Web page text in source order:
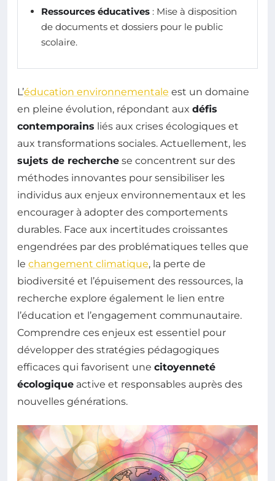
Ressources éducatives : Mise à disposition
de documents et dossiers pour le public
scolaire.
L’éducation environnementale est un domaine
en pleine évolution, répondant aux défis
contemporains liés aux crises écologiques et
aux transformations sociales. Actuellement, les
sujets de recherche se concentrent sur des
méthodes innovantes pour sensibiliser les
individus aux enjeux environnementaux et les
encourager à adopter des comportements
durables. Face aux incertitudes croissantes
engendrées par des problématiques telles que
le changement climatique, la perte de
biodiversité et l’épuisement des ressources, la
recherche explore également le lien entre
l’éducation et l’engagement communautaire.
Comprendre ces enjeux est essentiel pour
développer des stratégies pédagogiques
efficaces qui favorisent une citoyenneté
écologique active et responsables auprès des
nouvelles générations.